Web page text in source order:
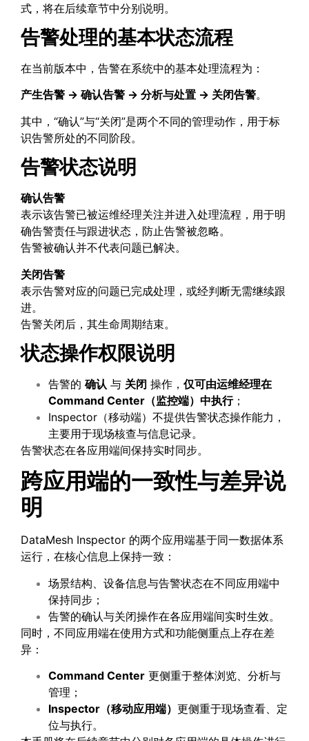
式，将在后续章节中分别说明。
告警处理的基本状态流程
在当前版本中，告警在系统中的基本处理流程为：
产生告警 → 确认告警 → 分析与处置 → 关闭告警。
其中，“确认”与“关闭”是两个不同的管理动作，用于标
识告警所处的不同阶段。
告警状态说明
确认告警
表示该告警已被运维经理关注并进入处理流程，用于明
确告警责任与跟进状态，防止告警被忽略。
告警被确认并不代表问题已解决。
关闭告警
表示告警对应的问题已完成处理，或经判断无需继续跟
进。
告警关闭后，其生命周期结束。
状态操作权限说明
告警的 确认 与 关闭 操作， 仅可由运维经理在
Command Center （监控端）中执行；
Inspector（移动端）不提供告警状态操作能力，
主要用于现场核查与信息记录。
告警状态在各应用端间保持实时同步。
跨应用端的一致性与差异说
明
DataMesh Inspector 的两个应用端基于同一数据体系
运行，在核心信息上保持一致：
场景结构、设备信息与告警状态在不同应用端中
保持同步；
告警的确认与关闭操作在各应用端间实时生效。
同时，不同应用端在使用方式和功能侧重点上存在差
异：
Command Center 更侧重于整体浏览、分析与
管理；
Inspector （移动应用端） 更侧重于现场查看、定
位与执行。